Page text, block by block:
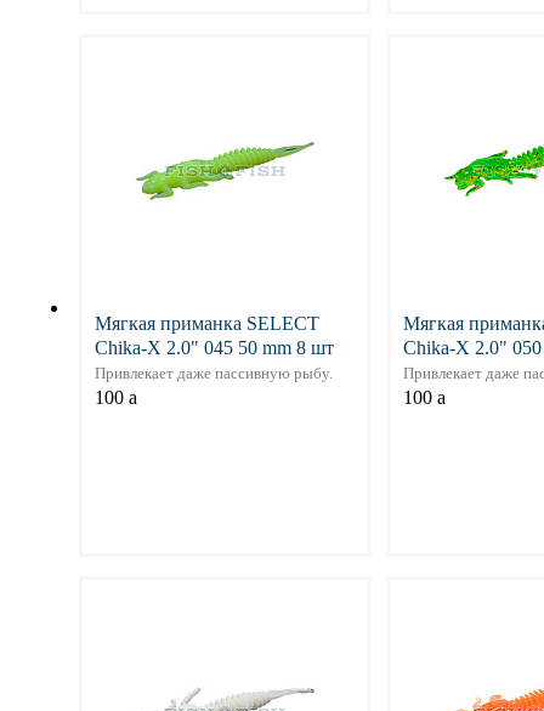
Мягкая приманка SELECT
Chika-X 2.0" 045 50 mm 8 шт
Привлекает даже пассивную рыбу.
100 a
Мягкая
Chika-X 2.0"
Привлекает даже
100 a